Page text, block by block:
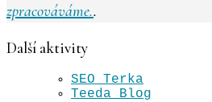
zpracováváme..
Další aktivity
SEO Terka
Teeda Blog